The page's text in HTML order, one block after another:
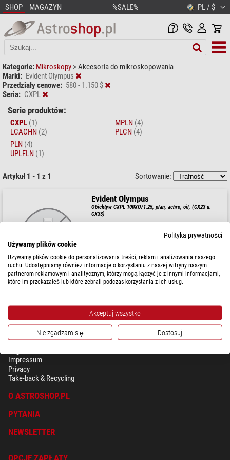
SHOP MAGAZYN %SALE% PL / $
Kategorie: Mikroskopy >Akcesoria do mikroskopowania
Marki: Evident Olympus
Przedziały cenowe: 580 - 1.150 $
Seria: CXPL
Serie produktów:
CXPL (1)
LCACHN (2)
MPLN (4)
PLCN (4)
PLN (4)
UPLFLN (1)
Artykuł 1 - 1 z 1 Sortowanie:
Evident Olympus
Obiektyw CXPL 100XO/1.25, plan, achro, oil, (CX23 u.
CX33)
$ 740,00
gotowe do wysyłki w3-5 tygodni
BEZPIECZEŃSTWO & OCHRONA DANYCH OSOBISTYCH
Impressum
Privacy
Take-back & Recycling
O ASTROSHOP.PL
PYTANIA
NEWSLETTER
Polityka prywatności
Używamy plików cookie
Używamy plików cookie do personalizowania treści, reklam i analizowania naszego
ruchu. Udostępniamy również informacje o korzystaniu z naszej witryny naszym
partnerom reklamowym i analitycznym, którzy mogą łączyć je z innymi informacjami,
które im przekazałeś lub które zebrali podczas korzystania z ich usług.
Akceptuj wszystko
Nie zgadzam się Dostosuj